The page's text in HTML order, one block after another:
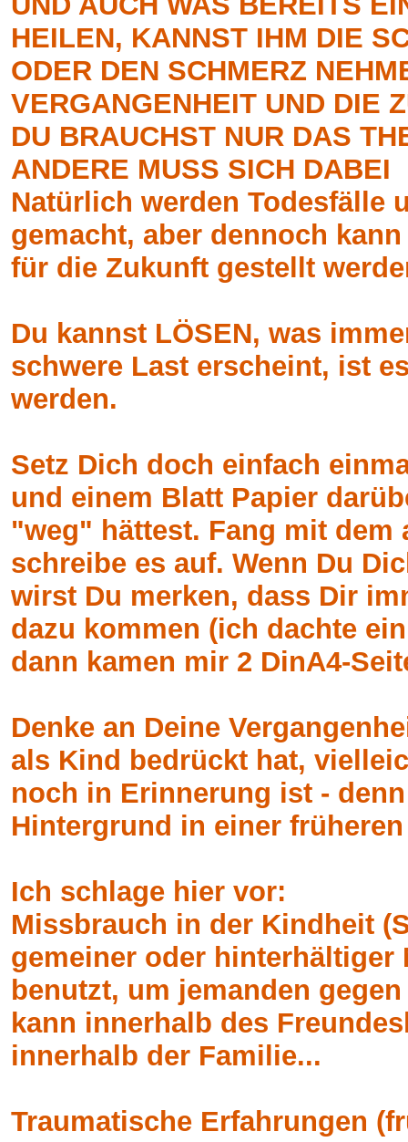
HEILEN, KANNST IHM DIE
ODER DEN SCHMERZ
VERGANGENHEIT UND DIE
DU BRAUCHST NUR DAS
ANDERE MUSS SICH
Natürlich werden Todesfälle
gemacht, aber dennoch
für die Zukunft gestellt
Du kannst LÖSEN, was
schwere Last erscheint, ist
werden.
Setz Dich doch einfach
und einem Blatt Papier
"weg" hättest. Fang mit
schreibe es auf. Wenn Du
wirst Du merken, dass Dir
dazu kommen (ich dachte
dann kamen mir 2 DinA4-
Denke an Deine
als Kind bedrückt hat,
noch in Erinnerung ist -
Hintergrund in einer
Ich schlage hier vor:
Missbrauch in der Kindheit
gemeiner oder
benutzt, um jemanden
kann innerhalb des
innerhalb der Familie...
Traumatische Erfahrungen